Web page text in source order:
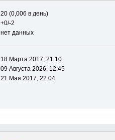
20 (0,006 в день)
+0/-2
нет данных
18 Марта 2017, 21:10
09 Августа 2026, 12:45
21 Мая 2017, 22:04